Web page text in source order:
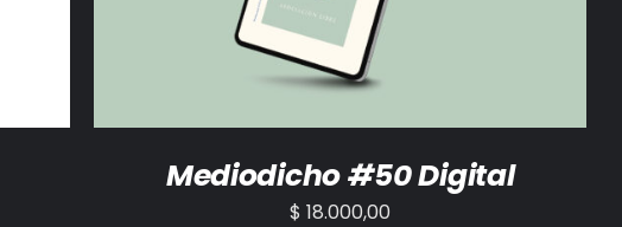
Mediodicho #50 Digital
$ 18.000,00